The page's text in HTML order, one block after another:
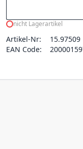
nicht Lagerartikel
Artikel-Nr:
15.97509
EAN Code: